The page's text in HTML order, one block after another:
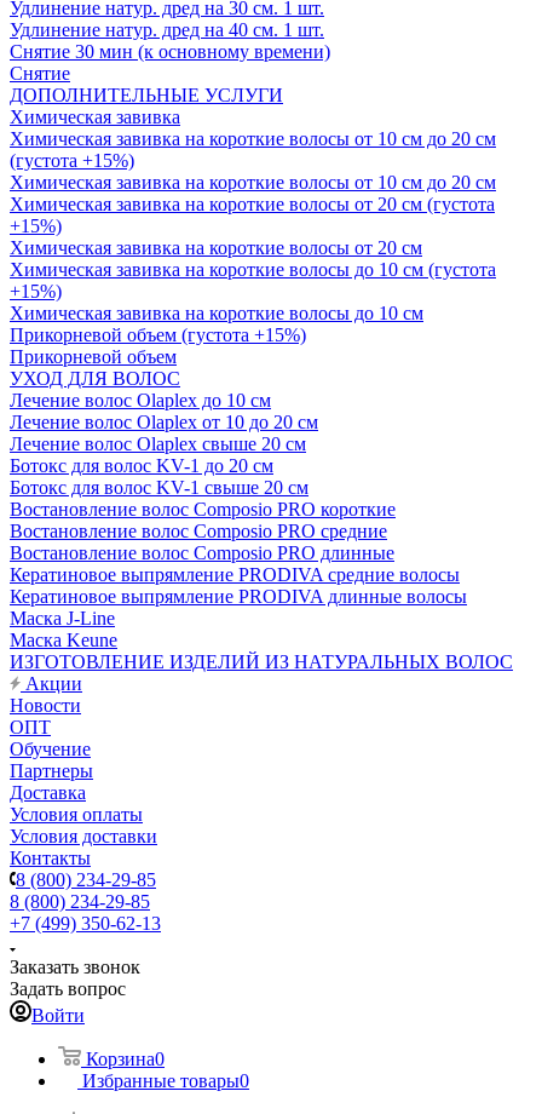
Удлинение натур. дред на 30 см. 1 шт.
Удлинение натур. дред на 40 см. 1 шт.
Снятие 30 мин (к основному времени)
Снятие
ДОПОЛНИТЕЛЬНЫЕ УСЛУГИ
Химическая завивка
Химическая завивка на короткие волосы от 10 см до 20 см
(густота +15%)
Химическая завивка на короткие волосы от 10 см до 20 см
Химическая завивка на короткие волосы от 20 см (густота
+15%)
Химическая завивка на короткие волосы от 20 см
Химическая завивка на короткие волосы до 10 см (густота
+15%)
Химическая завивка на короткие волосы до 10 см
Прикорневой объем (густота +15%)
Прикорневой объем
УХОД ДЛЯ ВОЛОС
Лечение волос Olapleх до 10 см
Лечение волос Olapleх от 10 до 20 см
Лечение волос Olapleх свыше 20 см
Ботокс для волос KV-1 до 20 см
Ботокс для волос KV-1 свыше 20 см
Востановление волос Composio PRO короткие
Востановление волос Composio PRO средние
Востановление волос Composio PRO длинные
Кератиновое выпрямление PRODIVA средние волосы
Кератиновое выпрямление PRODIVA длинные волосы
Маска J-Line
Маска Keune
ИЗГОТОВЛЕНИЕ ИЗДЕЛИЙ ИЗ НАТУРАЛЬНЫХ ВОЛОС
Акции
Новости
ОПТ
Обучение
Партнеры
Доставка
Условия оплаты
Условия доставки
Контакты
8 (800) 234-29-85
8 (800) 234-29-85
+7 (499) 350-62-13
Заказать звонок
Задать вопрос
Войти
Корзина0
Избранные товары0